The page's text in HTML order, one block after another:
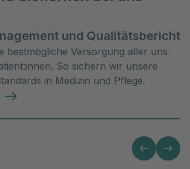
und Qualitätsbericht
bestmögliche Versorgung aller uns
So sichern wir unsere
in Medizin und Pflege.